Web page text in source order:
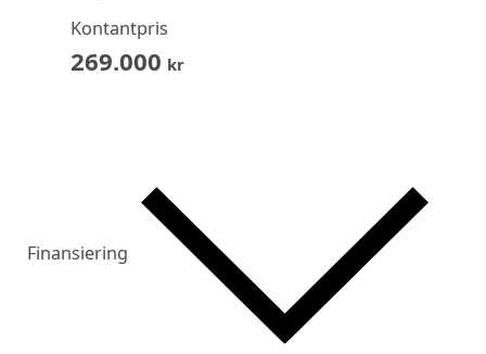
Kontantpris
269.000 kr
Finansiering